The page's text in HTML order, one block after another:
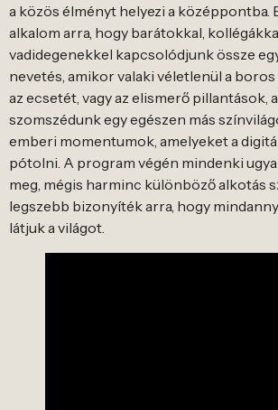
a közös élményt helyezi a középpontba.
alkalom arra, hogy barátokkal,
vadidegenekkel kapcsolódjunk össze
nevetés, amikor valaki véletlenül a
az ecsetét, vagy az elismerő pillantások,
szomszédunk egy egészen más
emberi momentumok, amelyeket a
pótolni. A program végén mindenki
meg, mégis harminc különböző alkotás
legszebb bizonyíték arra, hogy
látjuk a világot.